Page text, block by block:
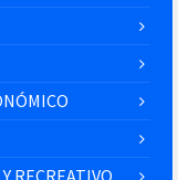
RECREATIVO